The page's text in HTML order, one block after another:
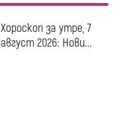
Хороскоп за утре, 7
август 2026: Нови...